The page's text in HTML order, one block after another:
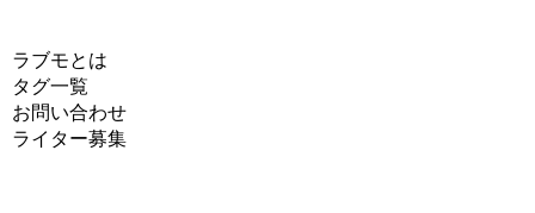
ラブモとは
タグ一覧
お問い合わせ
ライター募集